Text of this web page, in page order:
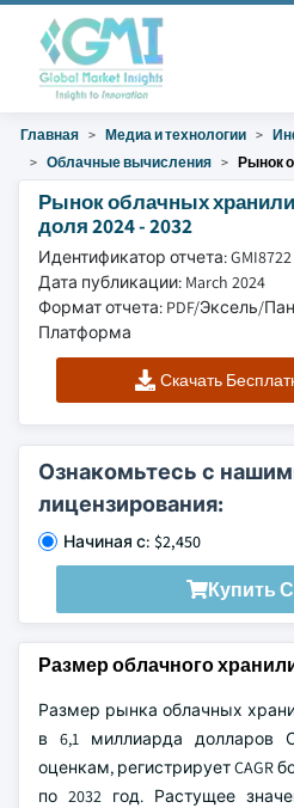
Главная Медиа и технологии
Облачные вычисления
Рынок
Рынок облачных
доля 2024 - 2032
Идентификатор отчета: GMI8722
Дата публикации: March 2024
Формат отчета: PDF/Эксель/
Платформа
Скачать
Ознакомьтесь с
лицензирования:
Начиная с: $2,450
Купить
Размер облачного
Размер рынка облачных
в 6,1 миллиарда
оценкам, регистрирует CAGR
по 2032 год. Растущее